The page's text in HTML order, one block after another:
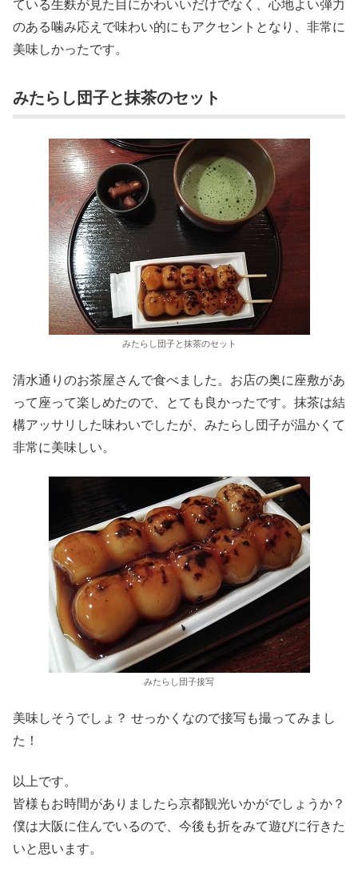
ている生麩が見た目にかわいいだけでなく、心地よい弾力
のある噛み応えで味わい的にもアクセントとなり、非常に
美味しかったです。
みたらし団子と抹茶のセット
みたらし団子と抹茶のセット
清水通りのお茶屋さんで食べました。お店の奥に座敷があ
って座って楽しめたので、とても良かったです。抹茶は結
構アッサリした味わいでしたが、みたらし団子が温かくて
非常に美味しい。
みたらし団子接写
美味しそうでしょ？ せっかくなので接写も撮ってみまし
た！
以上です。
皆様もお時間がありましたら京都観光いかがでしょうか？
僕は大阪に住んでいるので、今後も折をみて遊びに行きた
いと思います。